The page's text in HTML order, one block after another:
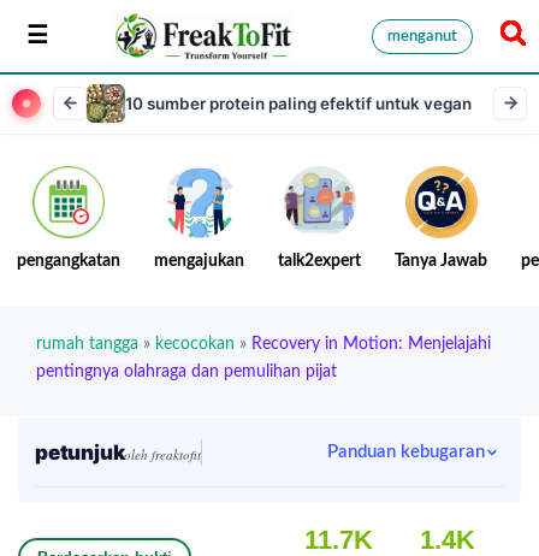
menganut
10 sumber protein paling efektif untuk vegan
pengangkatan mengajukan talk2expert Tanya Jawab
rumah tangga » kecocokan » Recovery in Motion: Menjelajahi
pentingnya olahraga dan pemulihan pijat
petunjukoleh freaktofit Panduan kebugaran
11.7K 1.4K